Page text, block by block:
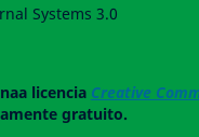
Systems 3.0
licencia Creative
gratuito.